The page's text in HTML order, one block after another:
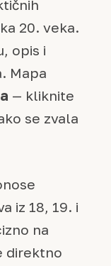
20. veka.
opis i
Mapa
— kliknite
se zvala
iz 18, 19. i
na
direktno